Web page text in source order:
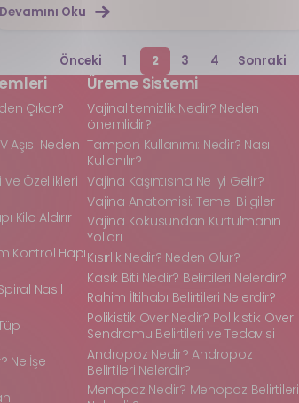
Devamını Oku
Önceki 1 2 3 4 Sonraki
Çıkar?
Aşısı Neden
ve Özellikleri
Kilo Aldırır
Kontrol Hapı
Nasıl
Ne İşe
Üreme Sistemi
Vajinal temizlik Nedir? Neden
önemlidir?
Tampon Kullanımı: Nedir? Nasıl
Kullanılır?
Vajina Kaşıntısına Ne Iyi Gelir?
Vajina Anatomisi: Temel Bilgiler
Vajina Kokusundan Kurtulmanın
Yolları
Kısırlık Nedir? Neden Olur?
Kasık Biti Nedir? Belirtileri Nelerdir?
Rahim İltihabı Belirtileri Nelerdir?
Polikistik Over Nedir? Polikistik Over
Sendromu Belirtileri ve Tedavisi
Andropoz Nedir? Andropoz
Belirtileri Nelerdir?
Menopoz Nedir? Menopoz Belirtileri